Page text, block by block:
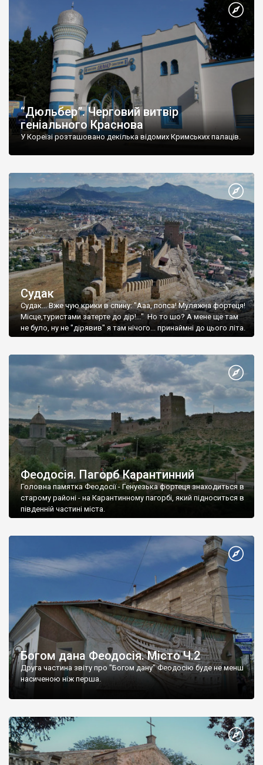
“Дюльбер”. Черговий витвір
геніального Краснова
У Кореїзі розташовано декілька відомих Кримських палаців.
Судак
Судак... Вже чую крики в спину: "Ааа, попса! Муляжна фортеця!
Місце,туристами затерте до дір!..." Но то шо? А мене ще там
не було, ну не "дірявив" я там нічого... принаймні до цього літа.
Феодосія. Пагорб Карантинний
Головна памятка Феодосії - Генуезька фортеця знаходиться в
старому районі - на Карантинному пагорбі, який підноситься в
південній частині міста.
Богом дана Феодосія. Місто Ч.2
Друга частина звіту про "Богом дану" Феодосію буде не менш
насиченою ніж перша.